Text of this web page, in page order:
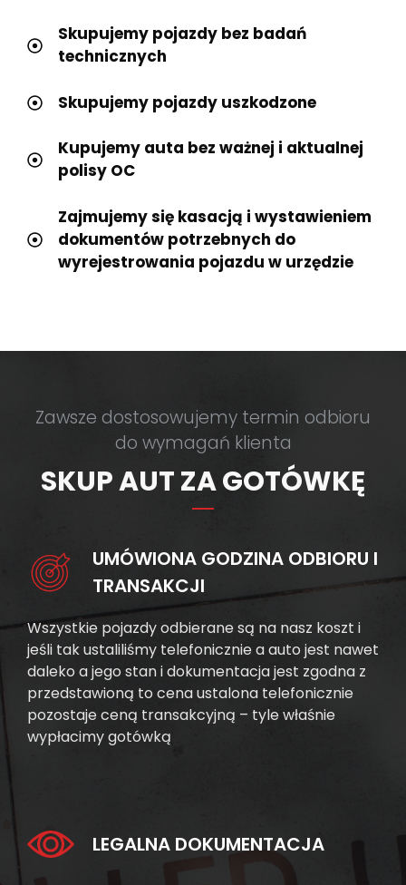
Skupujemy pojazdy bez badań
technicznych
Skupujemy pojazdy uszkodzone
Kupujemy auta bez ważnej i aktualnej
polisy OC
Zajmujemy się kasacją i wystawieniem
dokumentów potrzebnych do
wyrejestrowania pojazdu w urzędzie
Zawsze dostosowujemy termin odbioru
do wymagań klienta
SKUP AUT ZA GOTÓWKĘ
UMÓWIONA GODZINA ODBIORU I
TRANSAKCJI
Wszystkie pojazdy odbierane są na nasz koszt i
jeśli tak ustaliliśmy telefonicznie a auto jest nawet
daleko a jego stan i dokumentacja jest zgodna z
przedstawioną to cena ustalona telefonicznie
pozostaje ceną transakcyjną – tyle właśnie
wypłacimy gotówką
LEGALNA DOKUMENTACJA